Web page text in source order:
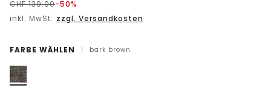
CHF139.00-50%
inkl. MwSt. zzgl. Versandkosten
FARBE WÄHLEN | bark brown